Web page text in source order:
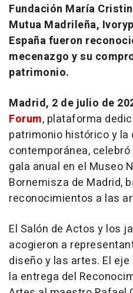
Fundación María
Mutua Madrileña,
España fueron
mecenazgo y su
patrimonio.
Madrid, 2 de julio de
Forum, plataforma
patrimonio histórico y la
contemporánea,
gala anual en el Museo
Bornemisza de Madrid,
reconocimientos a las
El Salón de Actos y los
acogieron a
diseño y las artes. El
la entrega del